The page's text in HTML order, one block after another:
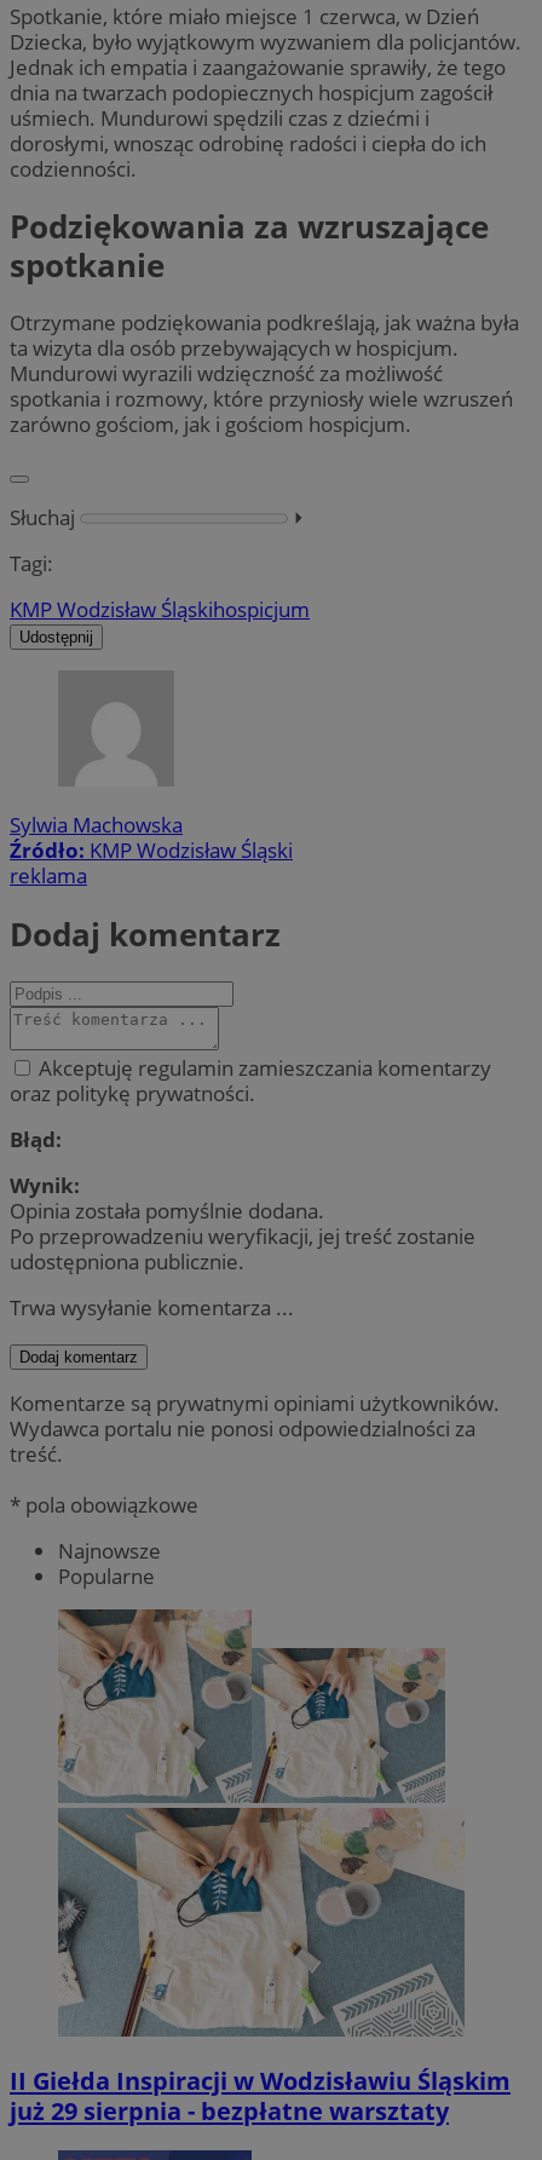
Spotkanie, które miało miejsce 1 czerwca, w Dzień
Dziecka, było wyjątkowym wyzwaniem dla policjantów.
Jednak ich empatia i zaangażowanie sprawiły, że tego
dnia na twarzach podopiecznych hospicjum zagościł
uśmiech. Mundurowi spędzili czas z dziećmi i
dorosłymi, wnosząc odrobinę radości i ciepła do ich
codzienności.
Podziękowania za wzruszające
spotkanie
Otrzymane podziękowania podkreślają, jak ważna była
ta wizyta dla osób przebywających w hospicjum.
Mundurowi wyrazili wdzięczność za możliwość
spotkania i rozmowy, które przyniosły wiele wzruszeń
zarówno gościom, jak i gościom hospicjum.
Słuchaj
⏵︎
Tagi:
KMP Wodzisław Śląskihospicjum
Udostępnij
Sylwia Machowska
Źródło: KMP Wodzisław Śląski
reklama
Dodaj komentarz
Akceptuję regulamin zamieszczania komentarzy
oraz politykę prywatności.
Błąd:
Wynik:
Opinia została pomyślnie dodana.
Po przeprowadzeniu weryfikacji, jej treść zostanie
udostępniona publicznie.
Trwa wysyłanie komentarza ...
Dodaj komentarz
Komentarze są prywatnymi opiniami użytkowników.
Wydawca portalu nie ponosi odpowiedzialności za
treść.
* pola obowiązkowe
Najnowsze
Popularne
II Giełda Inspiracji w Wodzisławiu Śląskim
już 29 sierpnia - bezpłatne warsztaty